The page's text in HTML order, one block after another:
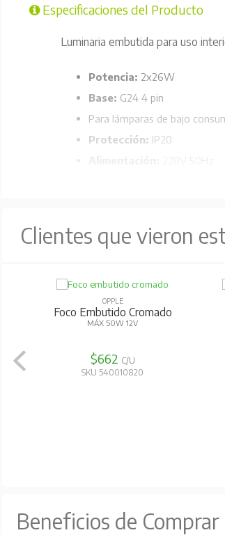
Especificaciones del Producto
Luminaria embutida para uso
Potencia: 2x26W
Base: G24 4 pin
Para lámparas de bajo
Protección: IP20
Cuerpo aluminio
Clientes que vieron
Foco Embutido Cromado
MÁX 50W 12V
C/U
SKU 540010820
Beneficios de